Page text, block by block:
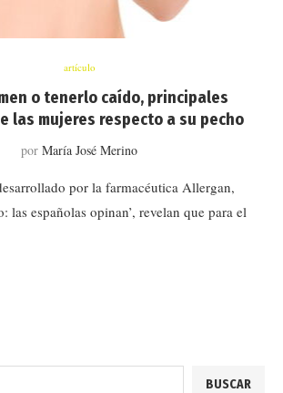
artículo
o tenerlo caído, principales
las mujeres respecto a su pecho
por María José Merino
por la farmacéutica Allergan,
las españolas opinan’, revelan que para el
BUSCAR